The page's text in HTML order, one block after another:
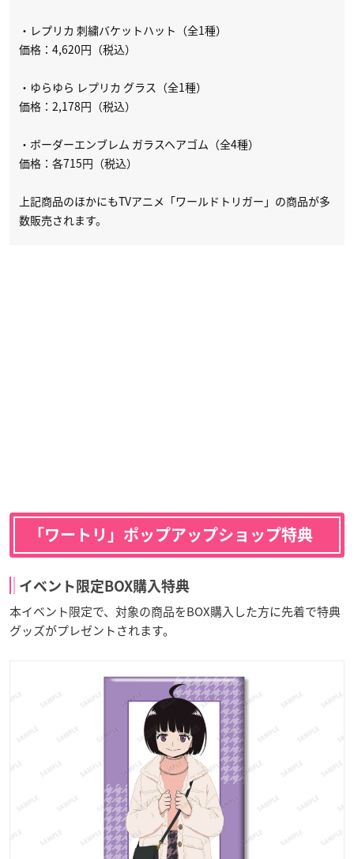
・レプリカ 刺繍バケットハット（全1種）
価格：4,620円（税込）
・ゆらゆら レプリカ グラス（全1種）
価格：2,178円（税込）
・ボーダーエンブレム ガラスヘアゴム（全4種）
価格：各715円（税込）
上記商品のほかにもTVアニメ「ワールドトリガー」の商品が多
数販売されます。
「ワートリ」ポップアップショップ特典
イベント限定BOX購入特典
本イベント限定で、対象の商品をBOX購入した方に先着で特典
グッズがプレゼントされます。